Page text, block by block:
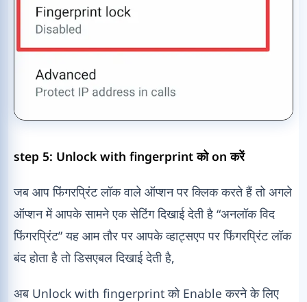
step 5: Unlock with fingerprint को on करें
जब आप फिंगरप्रिंट लॉक वाले ऑप्शन पर क्लिक करते हैं तो अगले
ऑप्शन में आपके सामने एक सेटिंग दिखाई देती है “अनलॉक विद
फिंगरप्रिंट” यह आम तौर पर आपके व्हाट्सएप पर फिंगरप्रिंट लॉक
बंद होता है तो डिसएबल दिखाई देती है,
अब Unlock with fingerprint को Enable करने के लिए